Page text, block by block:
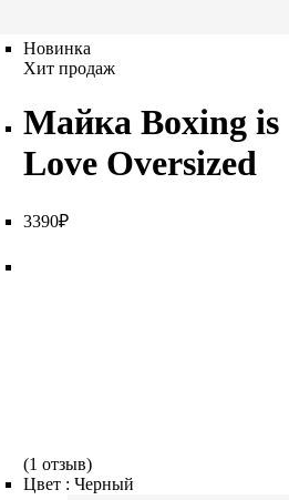
Новинка
Хит продаж
Майка Boxing is
Love Oversized
3390₽
(1 отзыв)
Цвет : Черный